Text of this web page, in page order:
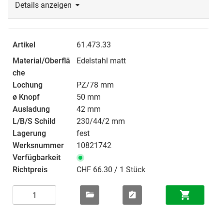
Details anzeigen
61.473.33
Edelstahl matt
PZ/78 mm
50 mm
42 mm
230/44/2 mm
fest
10821742
CHF 66.30 / 1 Stück